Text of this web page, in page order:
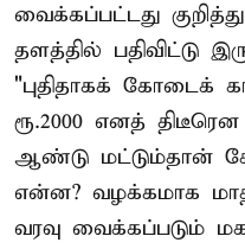
வைக்கப்பட்டது
தளத்தில் பதிவிட்டு
"புதிதாகக் கோடைக்
ரூ.2000 எனத்
ஆண்டு மட்டும்தான்
என்ன? வழக்கமாக
வரவு வைக்கப்படும்